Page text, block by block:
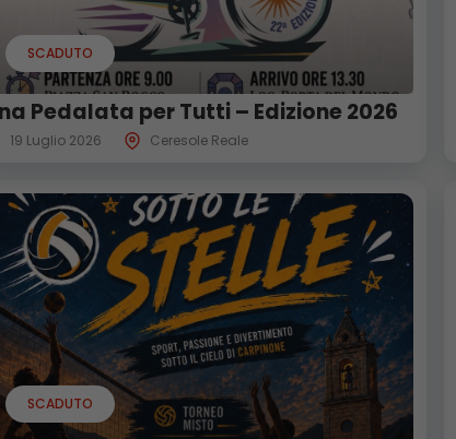
SCADUTO
Pedalata per Tutti – Edizione 2026
19 Luglio 2026 Ceresole Reale
SCADUTO